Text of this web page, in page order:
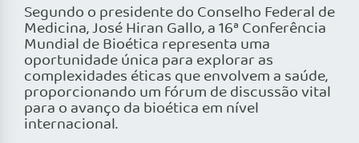
Segundo o presidente do Conselho Federal de
Medicina, José Hiran Gallo, a 16ª Conferência
Mundial de Bioética representa uma
oportunidade única para explorar as
complexidades éticas que envolvem a saúde,
proporcionando um fórum de discussão vital
para o avanço da bioética em nível
internacional.